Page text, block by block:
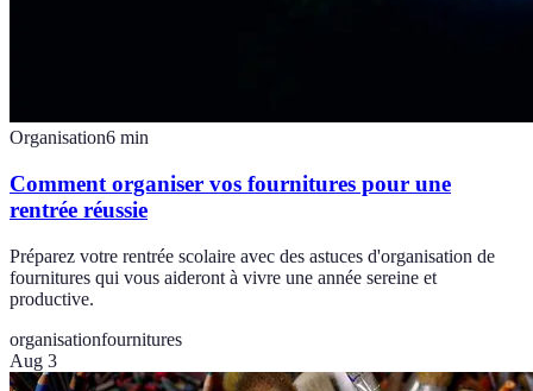
Organisation6 min
Comment organiser vos fournitures pour une
rentrée réussie
Préparez votre rentrée scolaire avec des astuces d'organisation de
fournitures qui vous aideront à vivre une année sereine et
productive.
organisationfournitures
Aug 3